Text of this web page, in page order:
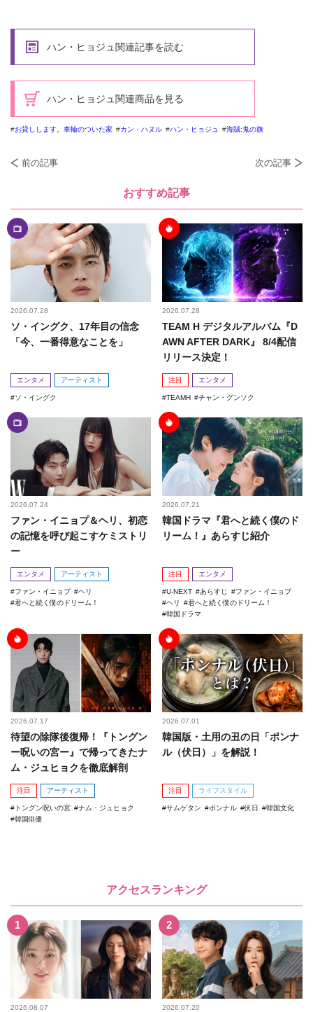
ハン・ヒョジュ関連記事を読む
ハン・ヒョジュ関連商品を見る
お貸しします。車輪のついた家 カン・ハヌル ハン・ヒョジュ 海賊:鬼の旗
前の記事 次の記事
おすすめ記事
2026.07.28
ソ・イングク、17年目の信念
「今、一番得意なことを」
エンタメ アーティスト
ソ・イングク
2026.07.28
TEAM H デジタルアルバム『D
AWN AFTER DARK』 8/4配信
リリース決定！
注目 エンタメ
TEAMH チャン・グンソク
2026.07.24
ファン・イニョプ＆ヘリ、初恋
の記憶を呼び起こすケミストリ
ー
エンタメ アーティスト
ファン・イニョプ
ヘリ
君へと続く僕のドリーム！
2026.07.21
韓国ドラマ『君へと続く僕のド
リーム！』あらすじ紹介
注目 エンタメ
U-NEXT あらすじ
ファン・イニョプ
ヘリ
君へと続く僕のドリーム！
韓国ドラマ
2026.07.17
待望の除隊後復帰！『トングン
ー呪いの宮ー』で帰ってきたナ
ム・ジュヒョクを徹底解剖
注目 アーティスト
トングン呪いの宮
ナム・ジュヒョク
韓国俳優
2026.07.01
韓国版・土用の丑の日「ポンナ
ル（伏日）」を解説！
注目 ライフスタイル
サムゲタン ポンナル 伏日 韓国文化
アクセスランキング
2026.08.07 2026.07.20